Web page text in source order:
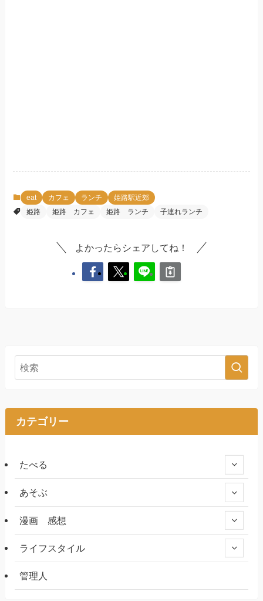
eat カフェ ランチ
姫路駅近郊
姫路
姫路 カフェ 姫路 ランチ 子連れランチ
よかったらシェアしてね！
カテゴリー
たべる
あそぶ
漫画 感想
ライフスタイル
管理人